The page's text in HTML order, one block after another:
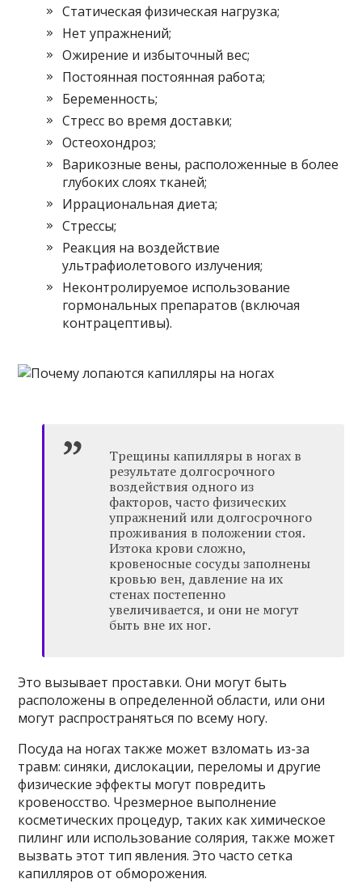
Статическая физическая нагрузка;
Нет упражнений;
Ожирение и избыточный вес;
Постоянная постоянная работа;
Беременность;
Стресс во время доставки;
Остеохондроз;
Варикозные вены, расположенные в более
глубоких слоях тканей;
Иррациональная диета;
Стрессы;
Реакция на воздействие
ультрафиолетового излучения;
Неконтролируемое использование
гормональных препаратов (включая
контрацептивы).
Трещины капилляры в ногах в
результате долгосрочного
воздействия одного из
факторов, часто физических
упражнений или долгосрочного
проживания в положении стоя.
Изтока крови сложно,
кровеносные сосуды заполнены
кровью вен, давление на их
стенах постепенно
увеличивается, и они не могут
быть вне их ног.
Это вызывает проставки. Они могут быть
расположены в определенной области, или они
могут распространяться по всему ногу.
Посуда на ногах также может взломать из-за
травм: синяки, дислокации, переломы и другие
физические эффекты могут повредить
кровеносство. Чрезмерное выполнение
косметических процедур, таких как химическое
пилинг или использование солярия, также может
вызвать этот тип явления. Это часто сетка
капилляров от обморожения.